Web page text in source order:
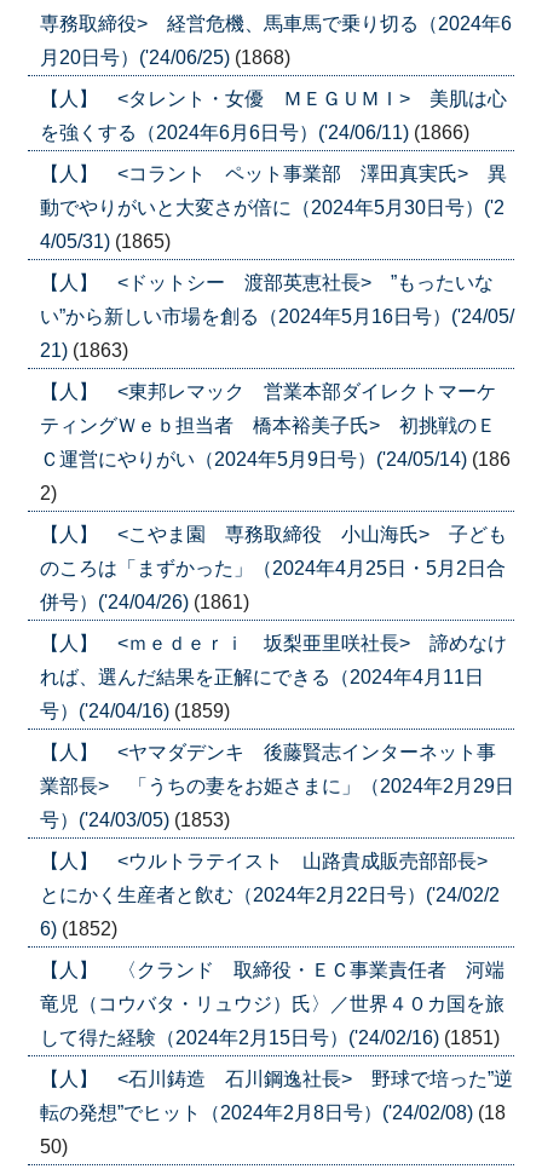
専務取締役> 経営危機、馬車馬で乗り切る（2024年6
月20日号）('24/06/25) (1868)
【人】 <タレント・女優 ＭＥＧＵＭＩ> 美肌は心
を強くする（2024年6月6日号）('24/06/11) (1866)
【人】 <コラント ペット事業部 澤田真実氏> 異
動でやりがいと大変さが倍に（2024年5月30日号）('2
4/05/31) (1865)
【人】 <ドットシー 渡部英恵社長> ”もったいな
い”から新しい市場を創る（2024年5月16日号）('24/05/
21) (1863)
【人】 <東邦レマック 営業本部ダイレクトマーケ
ティングＷｅｂ担当者 橋本裕美子氏> 初挑戦のＥ
Ｃ運営にやりがい（2024年5月9日号）('24/05/14) (186
2)
【人】 <こやま園 専務取締役 小山海氏> 子ども
のころは「まずかった」（2024年4月25日・5月2日合
併号）('24/04/26) (1861)
【人】 <ｍｅｄｅｒｉ 坂梨亜里咲社長> 諦めなけ
れば、選んだ結果を正解にできる（2024年4月11日
号）('24/04/16) (1859)
【人】 <ヤマダデンキ 後藤賢志インターネット事
業部長> 「うちの妻をお姫さまに」（2024年2月29日
号）('24/03/05) (1853)
【人】 <ウルトラテイスト 山路貴成販売部部長>
とにかく生産者と飲む（2024年2月22日号）('24/02/2
6) (1852)
【人】 〈クランド 取締役・ＥＣ事業責任者 河端
竜児（コウバタ・リュウジ）氏〉／世界４０カ国を旅
して得た経験（2024年2月15日号）('24/02/16) (1851)
【人】 <石川鋳造 石川鋼逸社長> 野球で培った”逆
転の発想”でヒット（2024年2月8日号）('24/02/08) (18
50)